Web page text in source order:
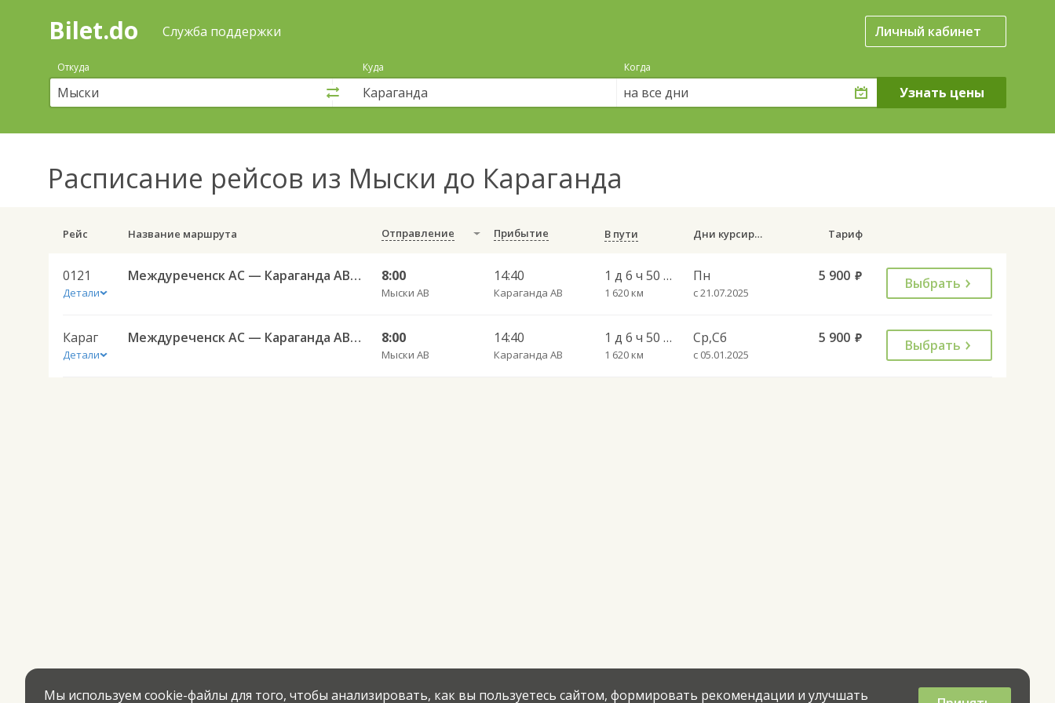
Поиск
покупка
билетов
автобус
онлайн
Bilet.do Служба поддержки Личный кабинет
Откуда Куда Когда
на все дни
Расписание рейсов из Мыски до Караганда
Рейс Название маршрута Отправление Прибытие В пути Дни курсирования Тариф
0121
Детали
Междуреченск АС — Караганда АВ 0121 8:00
Мыски АВ
14:40
Караганда АВ
1 д 6 ч 50 мин
1 620 км
Пн
с 21.07.2025
5 900 руб. Выбрать
Караг
Детали
Междуреченск АС — Караганда АВ Караг 8:00
Мыски АВ
14:40
Караганда АВ
1 д 6 ч 50 мин
1 620 км
Ср,Сб
с 05.01.2025
5 900 руб. Выбрать
Мы используем cookie-файлы для того, чтобы анализировать, как вы пользуетесь сайтом, формировать рекомендации и улучшать